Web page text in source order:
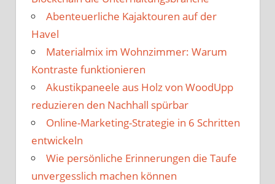
Abenteuerliche Kajaktouren auf der
Havel
Materialmix im Wohnzimmer: Warum
Kontraste funktionieren
Akustikpaneele aus Holz von WoodUpp
reduzieren den Nachhall spürbar
Online-Marketing-Strategie in 6 Schritten
entwickeln
Wie persönliche Erinnerungen die Taufe
unvergesslich machen können